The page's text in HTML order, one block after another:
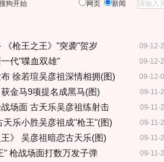
狗开始 网页 新闻
09-12-
枪王之王》"突袭"贺岁
09-12-
代"喋血双雄"
09-12-
布 徐若瑄吴彦祖深情相拥(图)
09-11-
金马9项提名成黑马(图)
09-11-
战场面 古天乐吴彦祖练射击
09-11-
天乐小胜吴彦祖成"枪王"(图)
09-11-
》 吴彦祖暗恋古天乐(图)
09-11-
" 枪战场面打数万发子弹